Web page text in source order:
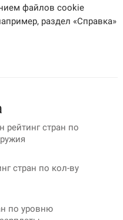
файлов cookie
раздел «Справка»
рейтинг стран по
стран по кол-ву
по уровню